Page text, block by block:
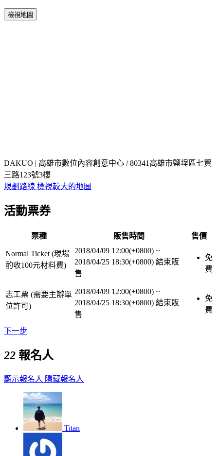
檢視地圖
DAKUO | 高雄市數位內容創意中心 / 80341高雄市鹽埕區七賢
三路123號3樓
規劃路線 檢視較大的地圖
活動票券
票種 販售時間 售價
Normal Ticket (現場
酌收100元材料費)
2018/04/09 12:00(+0800) ~
2018/04/25 18:30(+0800) 結束販
售
免
費
志工票 (需要主辦單
位許可)
2018/04/09 12:00(+0800) ~
2018/04/25 18:30(+0800) 結束販
售
免
費
下一步
22 報名人
顯示報名人 隱藏報名人
Titan